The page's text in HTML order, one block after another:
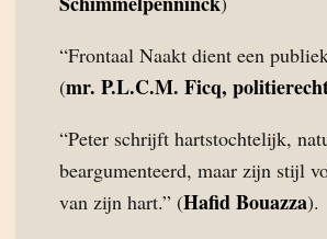
“Frontaal Naakt dient een
(mr. P.L.C.M. Ficq,
“Peter schrijft hartstochtelijk,
beargumenteerd, maar zijn stijl
van zijn hart.” (Hafid Bouazza).